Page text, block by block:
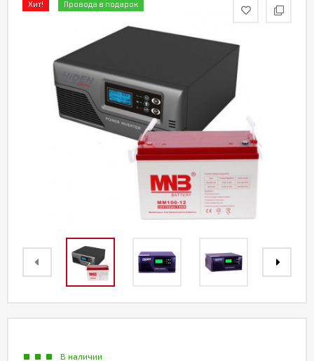
Акции
Партнерам
Калькулятор
Хит! Провода в подарок
В наличии